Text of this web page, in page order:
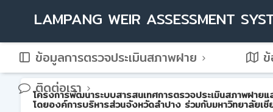
LAMPANG WEIR ASSESSMENT
ข้อมูลการตรวจประเมินสภาพฝาย
ติดต่อเรา
โครงการพัฒนาระบบสารสนเทศการตรวจประเมินสภาพฝาย
โดยองค์การบริหารส่วนจังหวัดลำปาง ร่วมกับมหาวิทยาลัยเชี